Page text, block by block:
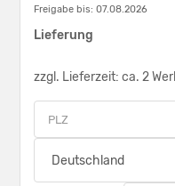
Freigabe bis: 07.08.2026
Lieferung
zzgl. Lieferzeit: ca. 2